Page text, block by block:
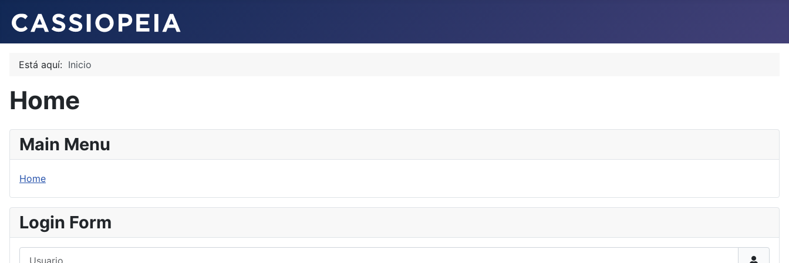
Está aquí: Inicio
Home
Main Menu
Home
Login Form